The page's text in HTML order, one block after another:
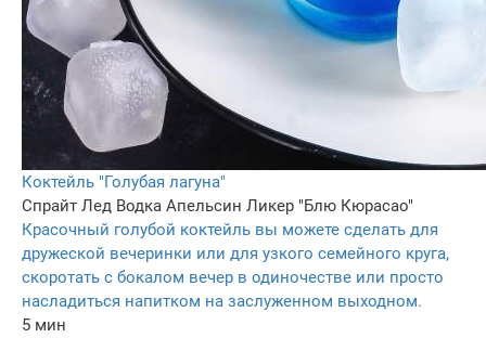
Коктейль "Голубая лагуна"
Спрайт Лед Водка Апельсин Ликер "Блю Кюрасао"
Красочный голубой коктейль вы можете сделать для
дружеской вечеринки или для узкого семейного круга,
скоротать с бокалом вечер в одиночестве или просто
насладиться напитком на заслуженном выходном.
5 мин